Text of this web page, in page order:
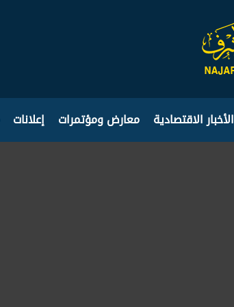
الأخبار الاقتصادية معارض ومؤتمرات إعلانات